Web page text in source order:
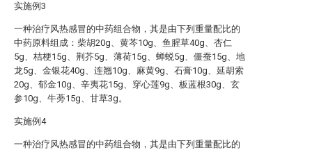
实施例3
一种治疗风热感冒的中药组合物，其是由下列重量配比的
中药原料组成：柴胡20g、黄芩10g、鱼腥草40g、杏仁
5g、桔梗15g、荆芥5g、薄荷15g、蝉蜕5g、僵蚕15g、地
龙5g、金银花40g、连翘10g、麻黄9g、石膏10g、延胡索
20g、郁金10g、辛夷花15g、穿心莲9g、板蓝根30g、玄
参10g、牛蒡15g、甘草3g。
实施例4
一种治疗风热感冒的中药组合物，其是由下列重量配比的